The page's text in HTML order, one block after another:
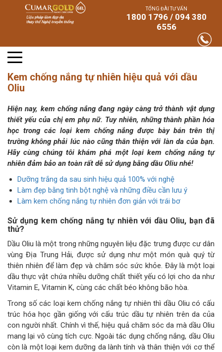
TỔNG ĐÀI TƯ VẤN
1800 1796 / 094 380
6556
Kem chống nắng tự nhiên hiệu quả với dầu
Oliu
Hiện nay, kem chống nắng đang ngày càng trở thành vật dụng
thiết yếu của chị em phụ nữ. Tuy nhiên, những thành phần hóa
học trong các loại kem chống nắng được bày bán trên thị
trường không phải lúc nào cũng thân thiện với làn da của bạn.
Hãy cùng chúng tôi khám phá một loại kem chống nắng tự
nhiên đảm bảo an toàn rất dễ sử dụng bằng dầu Oliu nhé!
Dưỡng trắng da sau sinh hiệu quả 100% với nghệ
Làm đẹp bằng tinh bột nghệ và những điều cần lưu ý
Làm kem chống nắng tự nhiên đơn giản với trái bơ
Sử dụng kem chống nắng tự nhiên với dầu Oliu, bạn đã
thử?
Dầu Oliu là một trong những nguyên liệu đặc trưng được cư dân
vùng Địa Trung Hải, được sử dụng như một món quà quý từ
thiên nhiên để làm đẹp và chăm sóc sức khỏe. Đây là một loại
dầu thực vật chứa nhiều dưỡng chất thiết yếu có lợi cho da như
Vitamin E, Vitamin K, cùng các chất béo không bão hòa.
Trong số các loại kem chống nắng tự nhiên thì dầu Oliu có cấu
trúc hóa học gần giống với cấu trúc dầu tự nhiên trên da của
con người nhất. Chính vì thế, hiệu quả chăm sóc da mà dầu Oliu
mang lại vô cùng tích cực. Ngoài tác dụng chống nắng, dầu Oliu
còn là một loại kem dưỡng da lành tính và thân thiện với cơ thể